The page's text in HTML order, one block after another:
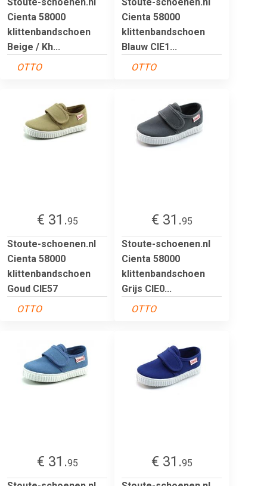
Cienta 58000
klittenbandschoen
Beige / Kh...
OTTO
Cienta 58000
klittenbandschoen
Blauw CIE1...
OTTO
€ 31.95
Stoute-schoenen.nl
Cienta 58000
klittenbandschoen
Goud CIE57
OTTO
€ 31.95
Stoute-schoenen.nl
Cienta 58000
klittenbandschoen
Grijs CIE0...
OTTO
€ 31.95
€ 31.95